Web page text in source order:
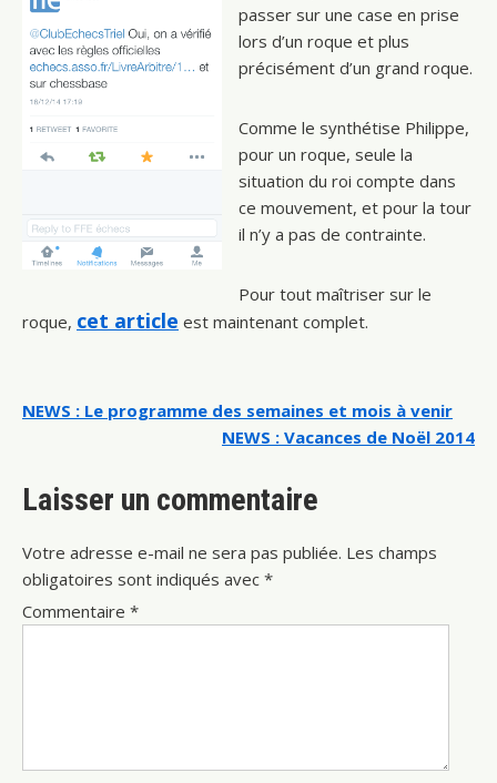
passer sur une case en prise
lors d’un roque et plus
précisément d’un grand roque.
Comme le synthétise Philippe,
pour un roque, seule la
situation du roi compte dans
ce mouvement, et pour la tour
il n’y a pas de contrainte.
Pour tout maîtriser sur le
roque, cet article est maintenant complet.
Navigation
l’article
NEWS : Le programme des semaines et mois à venir
NEWS : Vacances de Noël 2014
Laisser un commentaire
Votre adresse e-mail ne sera pas publiée. Les champs
obligatoires sont indiqués avec *
Commentaire *